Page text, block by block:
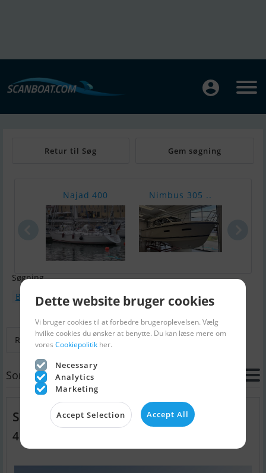
Retur til Søg Gem søgning
Najad 400 Nimbus 305 ..
Søgning
Bådtype : Motorbåd
Bådmodel : Sanlorenzo SX88
Retur til Søg Næste Sidste
Sortering
Sanlorenzo SX88
41.020.810 DKK
Dette website bruger cookies
Vi bruger cookies til at forbedre brugeroplevelsen. Vælg
hvilke cookies du ønsker at benytte. Du kan læse mere om
vores Cookiepolitik her.
Necessary
Analytics
Marketing
Accept Selection Accept All